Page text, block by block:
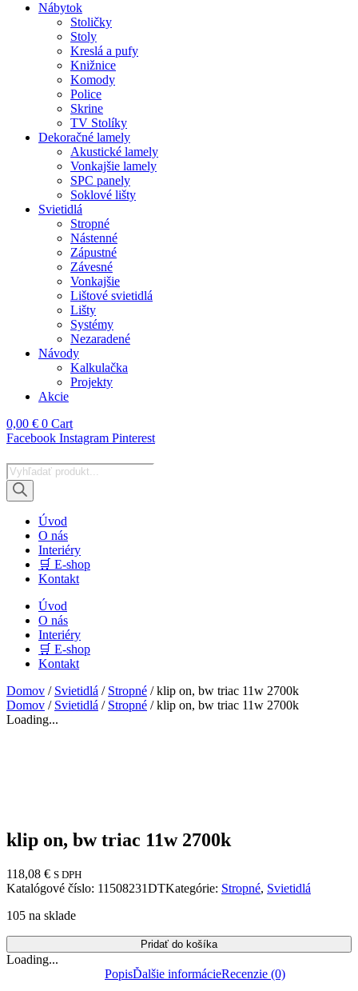
Nábytok
Stoličky
Stoly
Kreslá a pufy
Knižnice
Komody
Police
Skrine
TV Stolíky
Dekoračné lamely
Akustické lamely
Vonkajšie lamely
SPC panely
Soklové lišty
Svietidlá
Stropné
Nástenné
Zápustné
Závesné
Vonkajšie
Lištové svietidlá
Lišty
Systémy
Nezaradené
Návody
Kalkulačka
Projekty
Akcie
0,00 € 0 Cart
Facebook Instagram Pinterest
Products
search
Úvod
O nás
Interiéry
🛒 E-shop
Kontakt
Úvod
O nás
Interiéry
🛒 E-shop
Kontakt
Domov / Svietidlá / Stropné / klip on, bw triac 11w 2700k
Domov / Svietidlá / Stropné / klip on, bw triac 11w 2700k
Loading...
klip on, bw triac 11w 2700k
118,08 € S DPH
Katalógové číslo: 11508231DTKategórie: Stropné, Svietidlá
105 na sklade
Pridať do košíka
Loading...
PopisĎalšie informácieRecenzie (0)